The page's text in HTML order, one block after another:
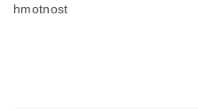
hmotnost